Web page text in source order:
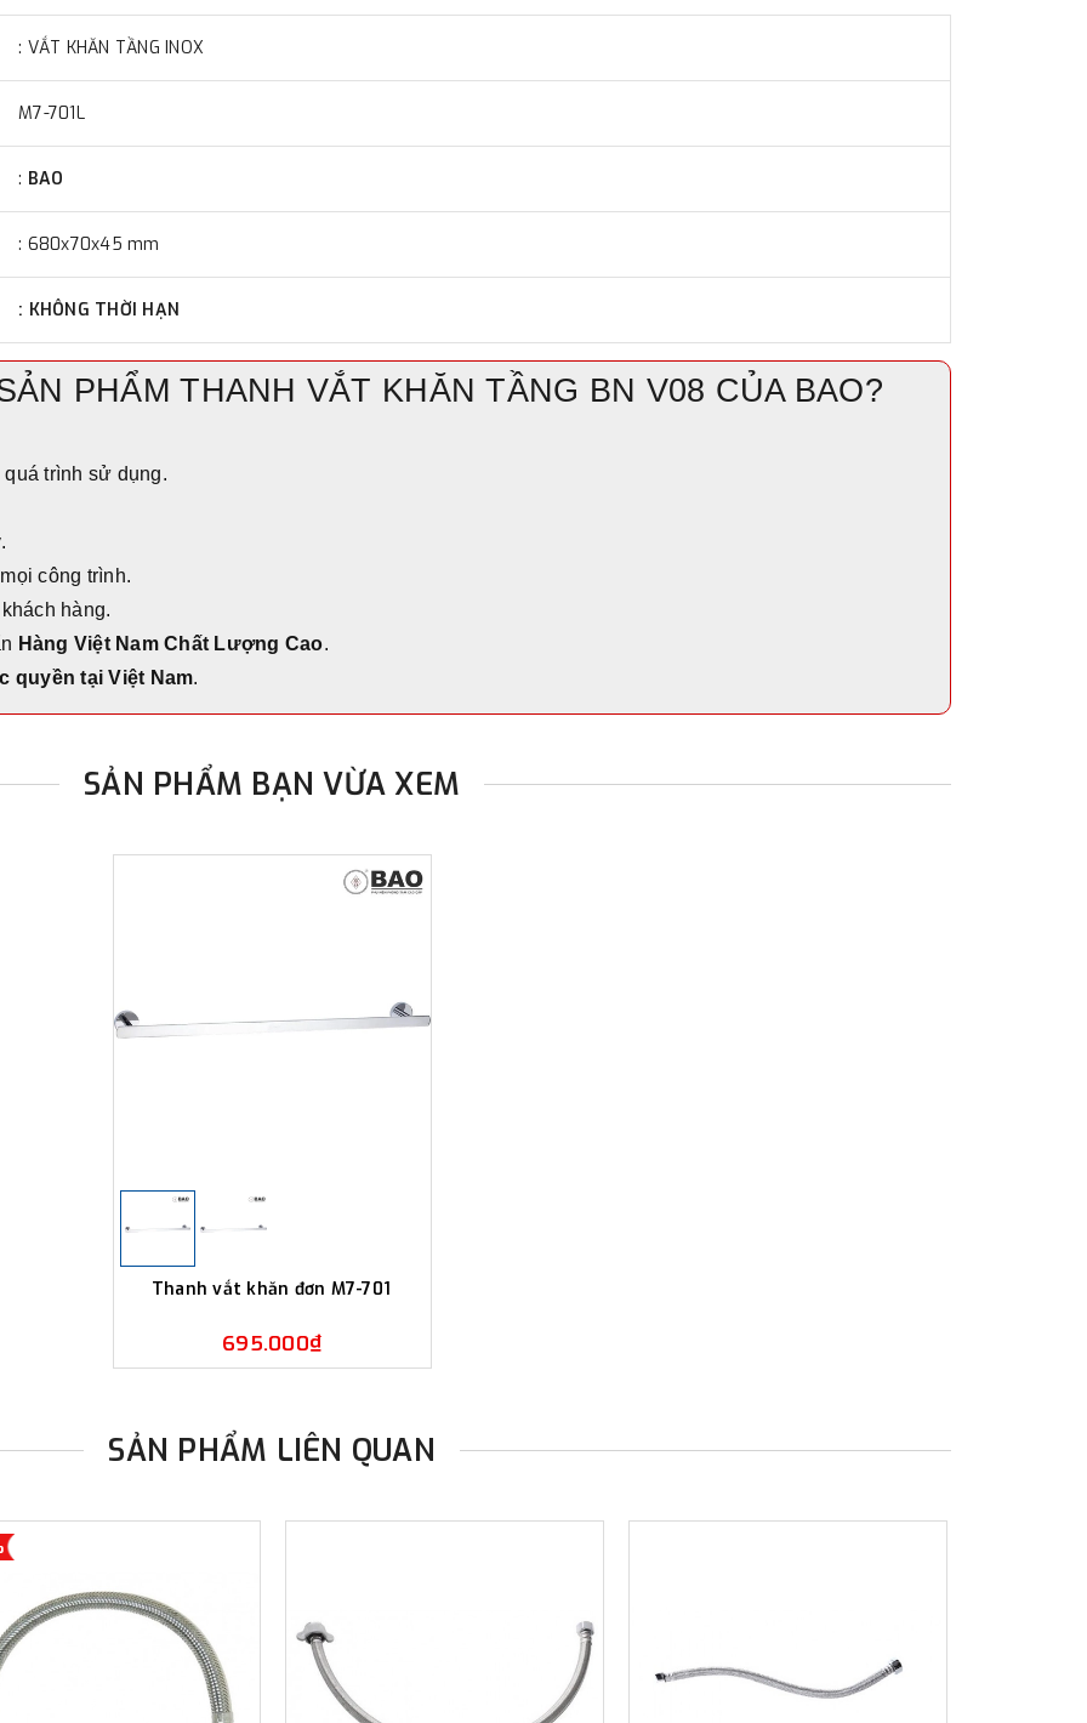
: VẮT KHĂN TẦNG INOX
M7-701L
: BAO
: 680x70x45 mm
: KHÔNG THỜI HẠN
PHẨM THANH VẮT KHĂN TẦNG BN V08 CỦA BAO?
trình sử dụng.
công trình.
hàng.
Hàng Việt Nam Chất Lượng Cao.
quyền tại Việt Nam.
SẢN PHẨM BẠN VỪA XEM
Thanh vắt khăn đơn M7-701
695.000₫
SẢN PHẨM LIÊN QUAN